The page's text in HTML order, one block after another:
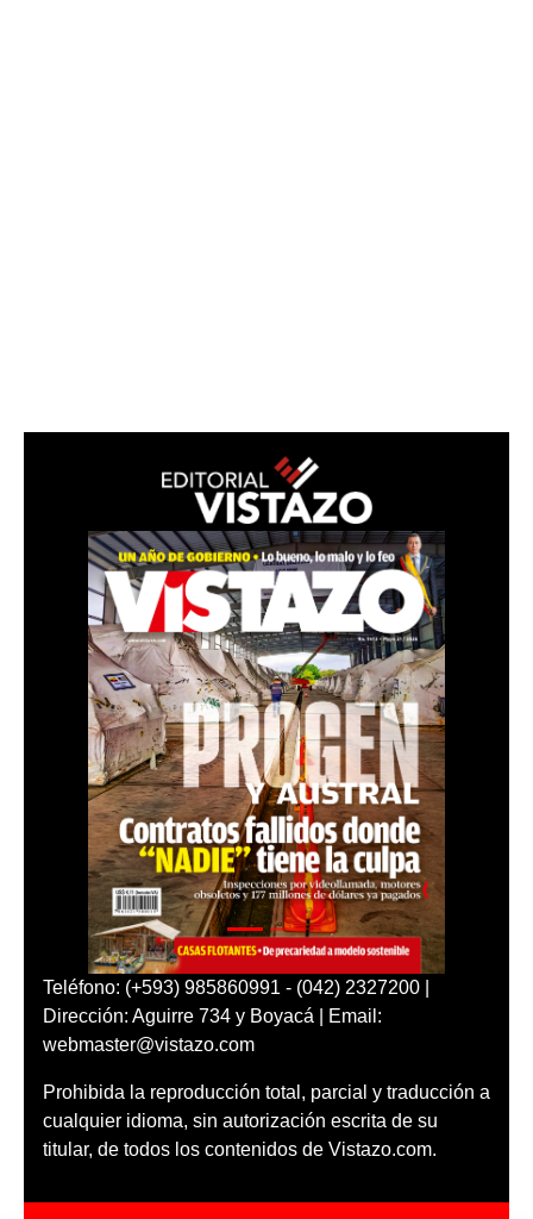
Teléfono: (+593) 985860991 - (042) 2327200 |
Dirección: Aguirre 734 y Boyacá | Email:
webmaster@vistazo.com
Prohibida la reproducción total, parcial y traducción a
cualquier idioma, sin autorización escrita de su
titular, de todos los contenidos de Vistazo.com.